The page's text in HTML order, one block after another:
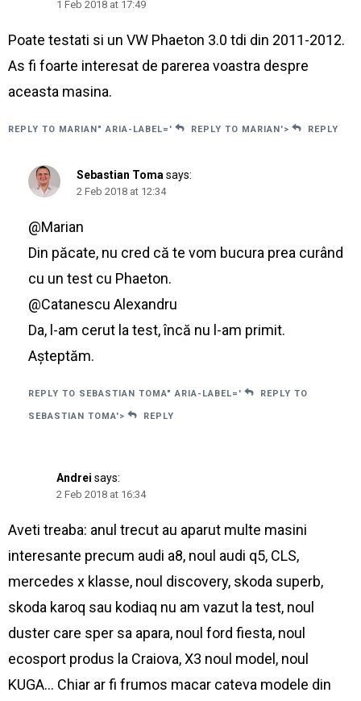
1 Feb 2018 at 17:49
Poate testati si un VW Phaeton 3.0 tdi din 2011-2012.
As fi foarte interesat de parerea voastra despre
aceasta masina.
REPLY TO MARIAN" ARIA-LABEL=' REPLY TO MARIAN'> REPLY
Sebastian Toma says:
2 Feb 2018 at 12:34
@Marian
Din păcate, nu cred că te vom bucura prea curând
cu un test cu Phaeton.
@Catanescu Alexandru
Da, l-am cerut la test, încă nu l-am primit.
Așteptăm.
REPLY TO SEBASTIAN TOMA" ARIA-LABEL=' REPLY TO
SEBASTIAN TOMA'> REPLY
Andrei says:
2 Feb 2018 at 16:34
Aveti treaba: anul trecut au aparut multe masini
interesante precum audi a8, noul audi q5, CLS,
mercedes x klasse, noul discovery, skoda superb,
skoda karoq sau kodiaq nu am vazut la test, noul
duster care sper sa apara, noul ford fiesta, noul
ecosport produs la Craiova, X3 noul model, noul
KUGA… Chiar ar fi frumos macar cateva modele din